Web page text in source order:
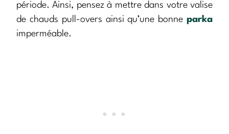
période. Ainsi, pensez à mettre dans votre valise
de chauds pull-overs ainsi qu’une bonne parka
imperméable.